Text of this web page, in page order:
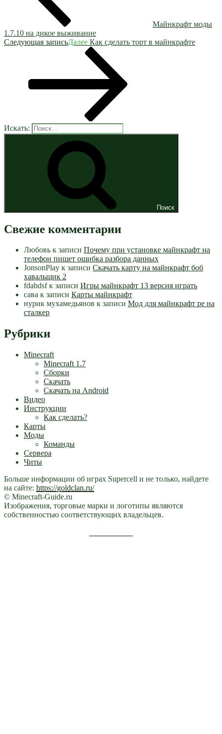
Майнкрафт моды
1.7.10 на дикое выживание
Следующая записьДалее Как сделать торт в майнкрафте
Искать:
Поиск
Свежие комментарии
Любовь к записи Почему при установке майнкрафт на
телефон пишет ошибка разбора данных
JonsonPlay к записи Скачать карту на майнкрафт боб
хавальщик 2
fdahdsfк записи Игры майнкрафт 13 версия играть
сава к записи Карты майнкрафт
нурик мухамедьянов к записи Мод для майнкрафт pe на
сталкер
Рубрики
Minecraft
Minecraft 1.7
Сборки
Скачать
Скачать на Android
Видео
Инструкции
Как сделать?
Карты
Моды
Команды
Сервера
Читы
Больше информации об играх Supercell и не только, найдете
на сайте: https://goldclan.ru/
© Minecraft-Guide.ru
Изображения, торговые марки и логотипы являются
собственностью соответствующих владельцев.